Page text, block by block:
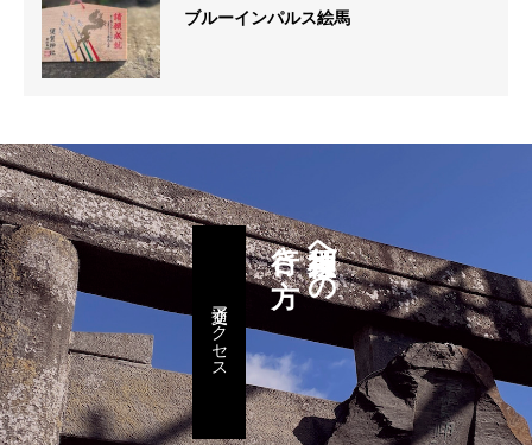
ブルーインパルス絵馬
須賀神社への
行き方
交通アクセス